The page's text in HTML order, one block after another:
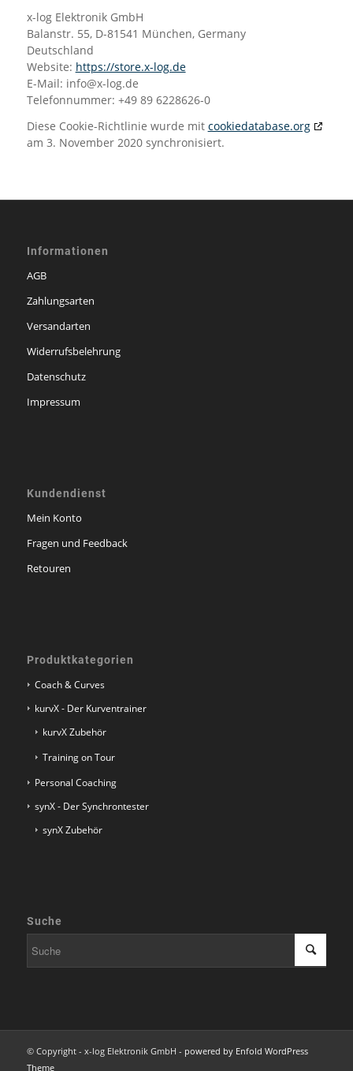
x-log Elektronik GmbH
Balanstr. 55, D-81541 München, Germany
Deutschland
Website: https://store.x-log.de
E-Mail: ed.gol-x@ofni
Telefonnummer: +49 89 6228626-0
Diese Cookie-Richtlinie wurde mit cookiedatabase.org
am 3. November 2020 synchronisiert.
Informationen
AGB
Zahlungsarten
Versandarten
Widerrufsbelehrung
Datenschutz
Impressum
Kundendienst
Mein Konto
Fragen und Feedback
Retouren
Produktkategorien
Coach & Curves
kurvX - Der Kurventrainer
kurvX Zubehör
Training on Tour
Personal Coaching
synX - Der Synchrontester
synX Zubehör
Suche
© Copyright - x-log Elektronik GmbH - powered by Enfold WordPress
Theme